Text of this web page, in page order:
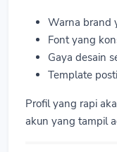
Warna brand
Font yang
Gaya desain
Template
Profil yang rapi
akun yang tampil